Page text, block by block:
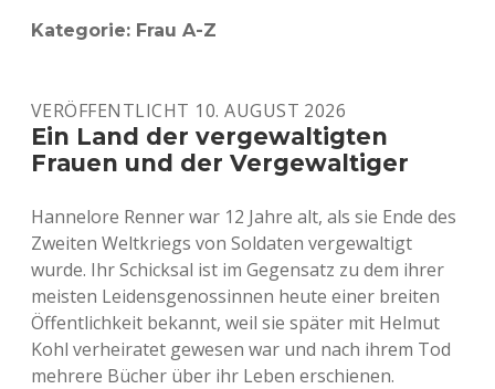
Kategorie: Frau A-Z
VERÖFFENTLICHT 10. AUGUST 2026
Ein Land der vergewaltigten
Frauen und der Vergewaltiger
Hannelore Renner war 12 Jahre alt, als sie Ende des
Zweiten Weltkriegs von Soldaten vergewaltigt
wurde. Ihr Schicksal ist im Gegensatz zu dem ihrer
meisten Leidensgenossinnen heute einer breiten
Öffentlichkeit bekannt, weil sie später mit Helmut
Kohl verheiratet gewesen war und nach ihrem Tod
mehrere Bücher über ihr Leben erschienen.